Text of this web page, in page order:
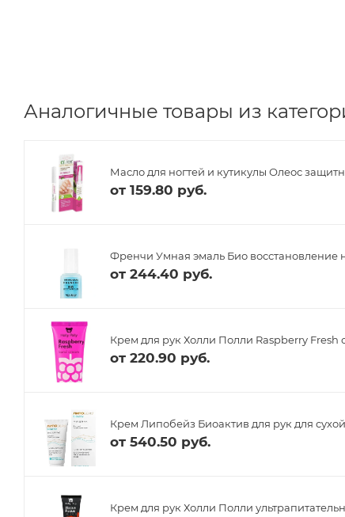
Аналогичные товары из
Масло для ногтей и кутикулы Олеос
от 159.80 руб.
Френчи Умная эмаль Био восстановление
от 244.40 руб.
Крем для рук Холли Полли Raspberry
от 220.90 руб.
Крем Липобейз Биоактив для рук для
от 540.50 руб.
Крем для рук Холли Полли